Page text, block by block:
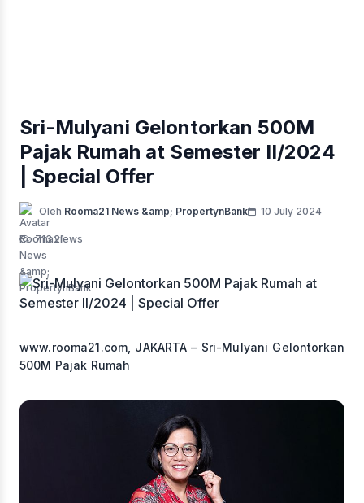
Sri-Mulyani Gelontorkan 500M
Pajak Rumah at Semester II/2024
| Special Offer
Oleh Rooma21 News &amp; PropertynBank 10 July 2024
713 views
www.rooma21.com, JAKARTA – Sri-Mulyani Gelontorkan
500M Pajak Rumah